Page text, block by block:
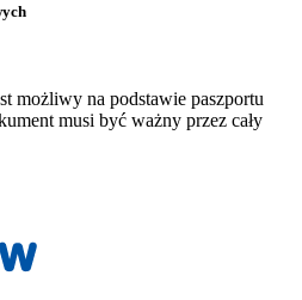
możliwy na podstawie paszportu
musi być ważny przez cały